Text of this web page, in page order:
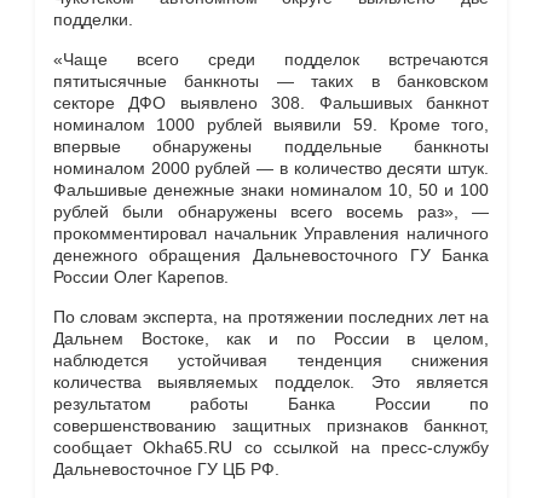
подделки.
«Чаще всего среди подделок встречаются
пятитысячные банкноты — таких в банковском
секторе ДФО выявлено 308. Фальшивых банкнот
номиналом 1000 рублей выявили 59. Кроме того,
впервые обнаружены поддельные банкноты
номиналом 2000 рублей — в количество десяти штук.
Фальшивые денежные знаки номиналом 10, 50 и 100
рублей были обнаружены всего восемь раз», —
прокомментировал начальник Управления наличного
денежного обращения Дальневосточного ГУ Банка
России Олег Карепов.
По словам эксперта, на протяжении последних лет на
Дальнем Востоке, как и по России в целом,
наблюдется устойчивая тенденция снижения
количества выявляемых подделок. Это является
результатом работы Банка России по
совершенствованию защитных признаков банкнот,
сообщает Okha65.RU со ссылкой на пресс-службу
Дальневосточное ГУ ЦБ РФ.